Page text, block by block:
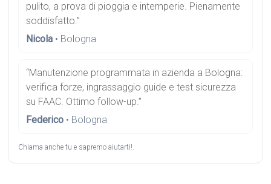
pulito, a prova di pioggia e intemperie. Pienamente
soddisfatto.”
Nicola • Bologna
“Manutenzione programmata in azienda a Bologna:
verifica forze, ingrassaggio guide e test sicurezza
su FAAC. Ottimo follow-up.”
Federico • Bologna
Chiama anche tu e sapremo aiutarti!.